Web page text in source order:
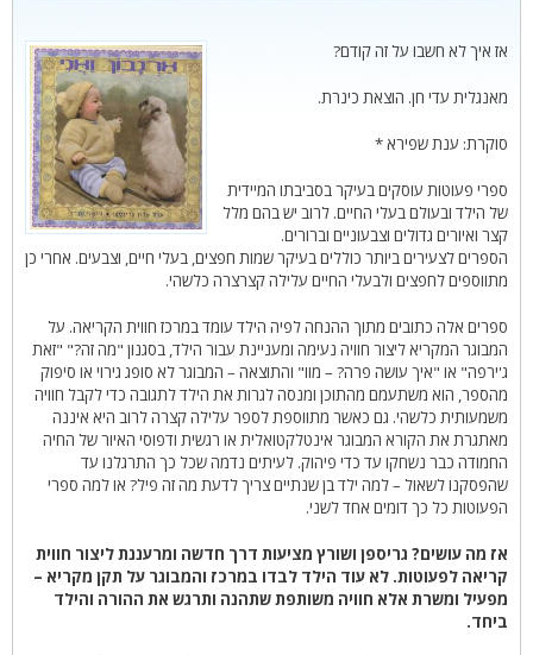
אז איך לא חשבו על זה קודם?
מאנגלית עדי חן. הוצאת כינרת.
סוקרת: ענת שפירא *
ספרי פעוטות עוסקים בעיקר בסביבתו המיידית
של הילד ובעולם בעלי החיים. לרוב יש בהם מלל
קצר ואיורים גדולים וצבעוניים וברורים.
הספרים לצעירים ביותר כוללים בעיקר שמות חפצים, בעלי חיים, וצבעים. אחרי כן
מתווספים לחפצים ולבעלי החיים עלילה קצרצרה כלשהי.
ספרים אלה כתובים מתוך ההנחה לפיה הילד עומד במרכז חווית הקריאה. על
המבוגר המקריא ליצור חוויה נעימה ומעניינת עבור הילד, בסגנון "מה זה?" "זאת
ג'ירפה" או "איך עושה פרה? – מוו" והתוצאה – המבוגר לא סופג גירוי או סיפוק
מהספר, הוא משתעמם מהתוכן ומנסה לגרות את הילד לתגובה כדי לקבל חוויה
משמעותית כלשהי. גם כאשר מתווספת לספר עלילה קצרה לרוב היא איננה
מאתגרת את הקורא המבוגר אינטלקטואלית או רגשית ודפוסי האיור של החיה
החמודה כבר נשחקו עד כדי פיהוק. לעיתים נדמה שכל כך התרגלנו עד
שהפסקנו לשאול – למה ילד בן שנתיים צריך לדעת מה זה פיל? או למה ספרי
הפעוטות כל כך דומים אחד לשני.
אז מה עושים? גריספן ושורץ מציעות דרך חדשה ומרעננת ליצור חווית
קריאה לפעוטות. לא עוד הילד לבדו במרכז והמבוגר על תקן מקריא –
מפעיל ומשרת אלא חוויה משותפת שתהנה ותרגש את ההורה והילד
ביחד.